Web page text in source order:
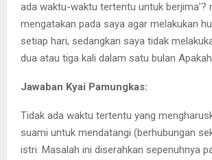
ada waktu-waktu tertentu untuk berjima’?
mengatakan pada saya agar melakukan
setiap hari, sedangkan saya tidak
dua atau tiga kali dalam satu bulan
Jawaban Kyai Pamungkas:
Tidak ada waktu tertentu yang
suami untuk mendatangi (berhubungan
istri. Masalah ini diserahkan sepenuhnya